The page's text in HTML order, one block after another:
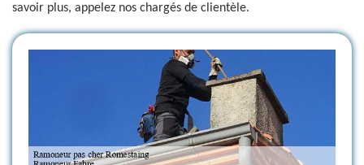
savoir plus, appelez nos chargés de clientèle.